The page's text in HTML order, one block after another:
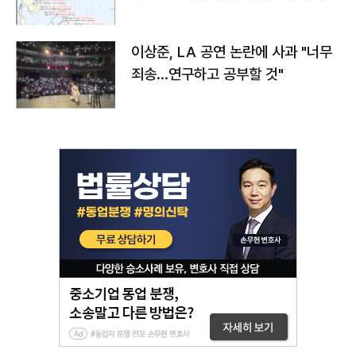
이상준, LA 공연 논란에 사과 "너무
죄송…연구하고 공부할 것"